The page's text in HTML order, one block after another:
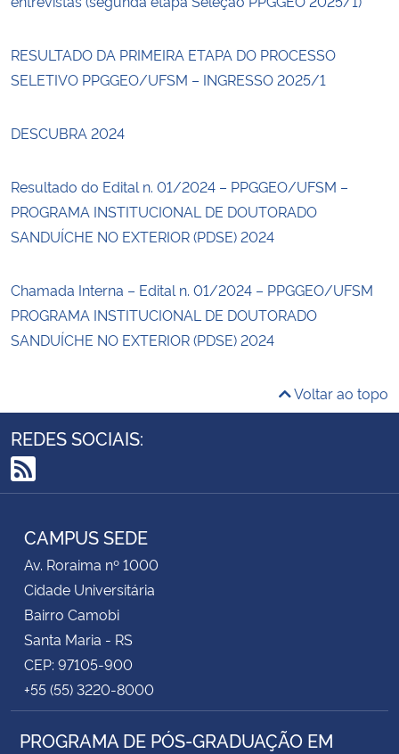
RESULTADO DA PRIMEIRA ETAPA DO PROCESSO
SELETIVO PPGGEO/UFSM – INGRESSO 2025/1
DESCUBRA 2024
Resultado do Edital n. 01/2024 – PPGGEO/UFSM –
PROGRAMA INSTITUCIONAL DE DOUTORADO
SANDUÍCHE NO EXTERIOR (PDSE) 2024
Chamada Interna – Edital n. 01/2024 – PPGGEO/UFSM
PROGRAMA INSTITUCIONAL DE DOUTORADO
SANDUÍCHE NO EXTERIOR (PDSE) 2024
Voltar ao topo
REDES SOCIAIS:
RSS
CAMPUS SEDE
Av. Roraima nº 1000
Cidade Universitária
Bairro Camobi
Santa Maria - RS
CEP: 97105-900
+55 (55) 3220-8000
PROGRAMA DE PÓS-GRADUAÇÃO EM